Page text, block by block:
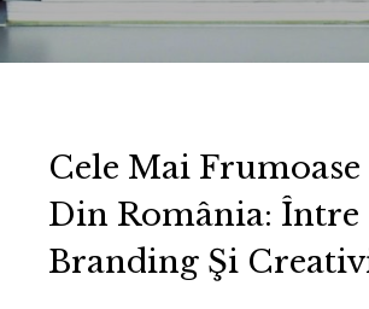
Cele Mai
Din România: Între
Branding Şi